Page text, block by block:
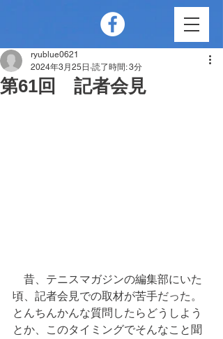
第61回 記者会見
ryublue0621
2024年3月25日 読了時間: 3分
昔、テニスマガジンの編集部にいた
頃、記者会見での取材が苦手だった。
とんちんかんな質問したらどうしよう
とか、このタイミングでそんなこと聞